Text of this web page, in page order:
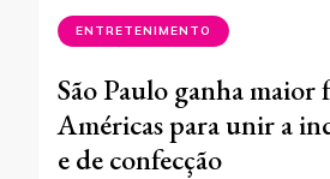
ENTRETENIMENTO
São Paulo ganha maior
Américas para unir a
e de confecção